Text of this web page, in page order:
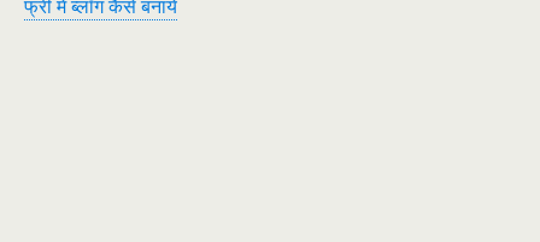
फ्री में ब्लॉग कैसे बनाये